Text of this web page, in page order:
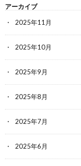
アーカイブ
2025年11月
2025年10月
2025年9月
2025年8月
2025年7月
2025年6月